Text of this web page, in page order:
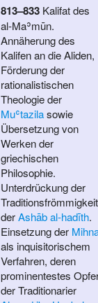
813–833Kalifat des
al-Maʾmūn.
Annäherung des
Kalifen an die Aliden,
Förderung der
rationalistischen
Theologie der
Muʿtazilasowie
Übersetzung von
Werken der
griechischen
Philosophie.
Unterdrückung der
Traditionsfrömmigkeit
derAshāb al-hadīth.
Einsetzung der
als inquisitorischem
Verfahren, deren
prominentestes
der Traditionarier